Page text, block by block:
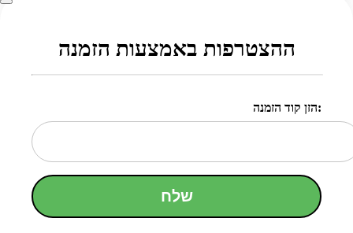
ההצטרפות באמצעות הזמנה
הזן קוד הזמנה:
שלח